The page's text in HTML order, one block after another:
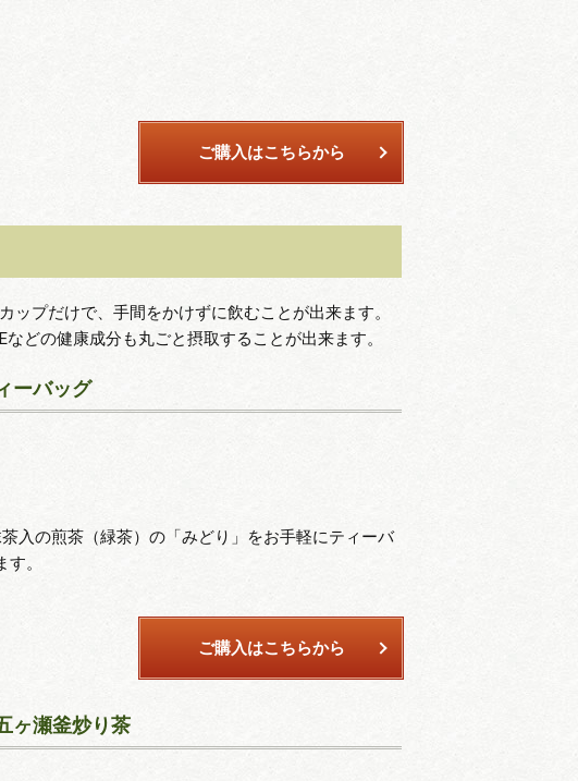
ご購入はこちらから
プだけで、手間をかけずに飲むことが出来ます。
どの健康成分も丸ごと摂取することが出来ます。
ーバッグ
入の煎茶（緑茶）の「みどり」をお手軽にティーバ
。
ご購入はこちらから
ヶ瀬釜炒り茶